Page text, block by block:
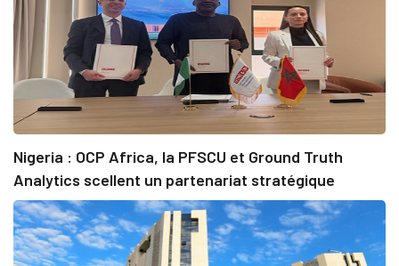
Nigeria : OCP Africa, la PFSCU et Ground Truth
Analytics scellent un partenariat stratégique